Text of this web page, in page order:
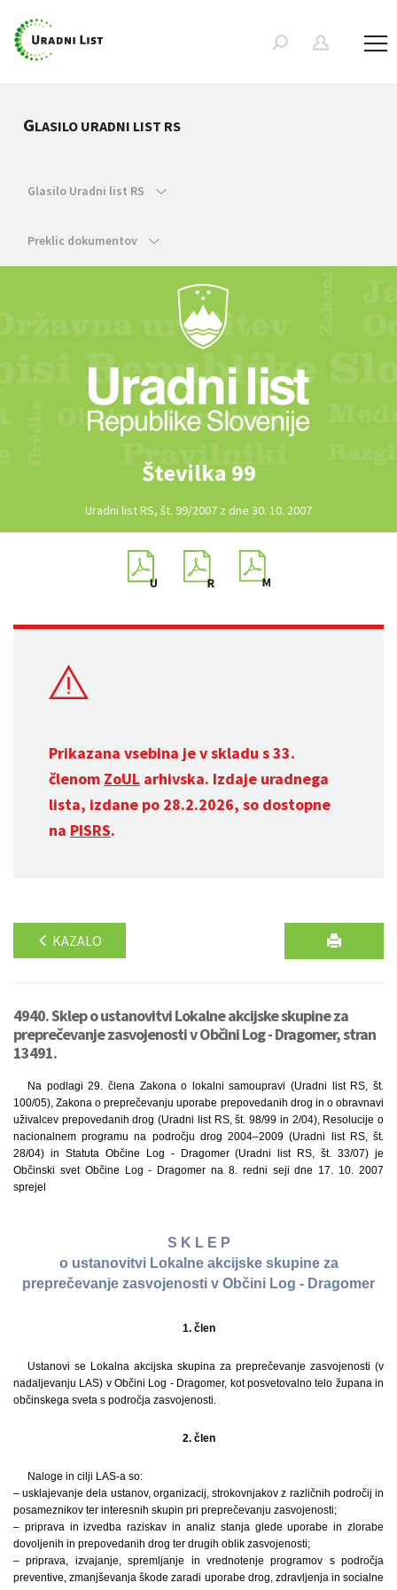
GLASILO URADNI LIST RS
Glasilo Uradni list RS
Preklic dokumentov
Številka 99
Uradni list RS, št. 99/2007 z dne 30. 10. 2007
Prikazana vsebina je v skladu s 33.
členom ZoUL arhivska. Izdaje uradnega
lista, izdane po 28.2.2026, so dostopne
na PISRS.
KAZALO
4940. Sklep o ustanovitvi Lokalne akcijske skupine za
preprečevanje zasvojenosti v Občini Log - Dragomer, stran
13491.
Na podlagi 29. člena Zakona o lokalni samoupravi (Uradni list RS, št.
100/05), Zakona o preprečevanju uporabe prepovedanih drog in o obravnavi
uživalcev prepovedanih drog (Uradni list RS, št. 98/99 in 2/04), Resolucije o
nacionalnem programu na področju drog 2004–2009 (Uradni list RS, št.
28/04) in Statuta Občine Log - Dragomer (Uradni list RS, št. 33/07) je
Občinski svet Občine Log - Dragomer na 8. redni seji dne 17. 10. 2007
sprejel
S K L E P
o ustanovitvi Lokalne akcijske skupine za
preprečevanje zasvojenosti v Občini Log - Dragomer
1. člen
Ustanovi se Lokalna akcijska skupina za preprečevanje zasvojenosti (v
nadaljevanju LAS) v Občini Log - Dragomer, kot posvetovalno telo župana in
občinskega sveta s področja zasvojenosti.
2. člen
Naloge in cilji LAS-a so:
– usklajevanje dela ustanov, organizacij, strokovnjakov z različnih področij in
posameznikov ter interesnih skupin pri preprečevanju zasvojenosti;
– priprava in izvedba raziskav in analiz stanja glede uporabe in zlorabe
dovoljenih in prepovedanih drog ter drugih oblik zasvojenosti;
– priprava, izvajanje, spremljanje in vrednotenje programov s področja
preventive, zmanjševanja škode zaradi uporabe drog, zdravljenja in socialne